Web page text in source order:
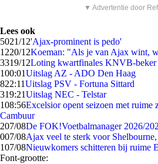
▼ Advertentie door
Lees ook
5021/12'Ajax-prominent is pedo'
1220/12Koeman: "Als je van Ajax wint,
3319/12Loting kwartfinales KNVB-beker
100:01Uitslag AZ - ADO Den Haag
822:11Uitslag PSV - Fortuna Sittard
319:21Uitslag NEC - Telstar
108:56Excelsior opent seizoen met ruime
Cambuur
207/08De FOK!Voetbalmanager 2026/
007/08Ajax veel te sterk voor
107/08Nieuwkomers schitteren bij ruime
Font-grootte: